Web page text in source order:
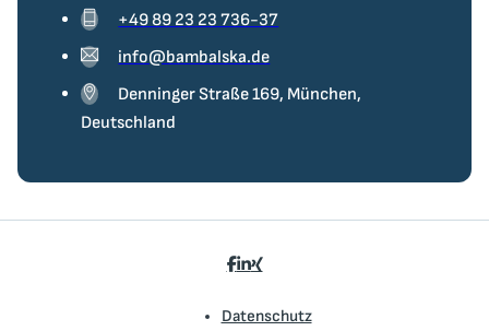
+49 89 23 23 736-37
info@bambalska.de
Denninger Straße 169, München,
Deutschland
Datenschutz